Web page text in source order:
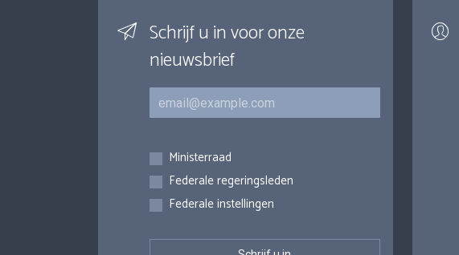
Schrijf u in voor onze
nieuwsbrief
E-mail
Inschrijvingen
Ministerraad
Federale regeringsleden
Federale instellingen